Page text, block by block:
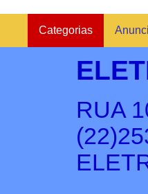
Categorias
RUA